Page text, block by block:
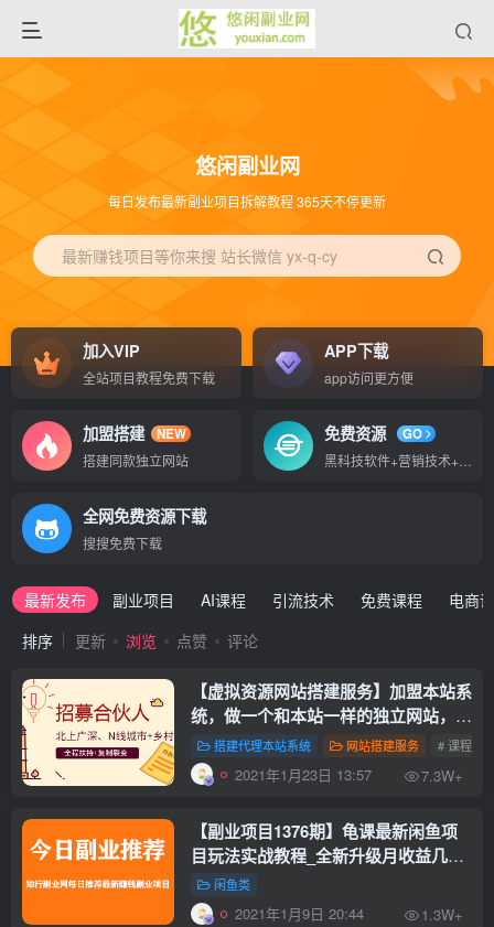
悠闲副业网
每日发布最新副业项目拆解教程 365天不停更新
最新赚钱项目等你来搜 站长微信 yx-q-cy
加入VIP
全站项目教程免费下载
APP下载
app访问更方便
加盟搭建
NEW
搭建同款独立网站
免费资源
GO
全网免费资源下载
搜搜免费下载
最新发布 副业项目 AI课程 引流技术 免费课程
电商
排序
更新 浏览 点赞 评论
【虚拟资源网站搭建服务】加盟本站系
统，做一个和本站一样的独立网站，躺
赚的项目
搭建代理本站系统 网站搭建服务 # 课程
2021年1月23日 13:57 7.3W+
【副业项目1376期】龟课最新闲鱼项
目玩法实战教程_全新升级月收益几千
到几万
闲鱼类
2021年1月9日 20:44 1.3W+